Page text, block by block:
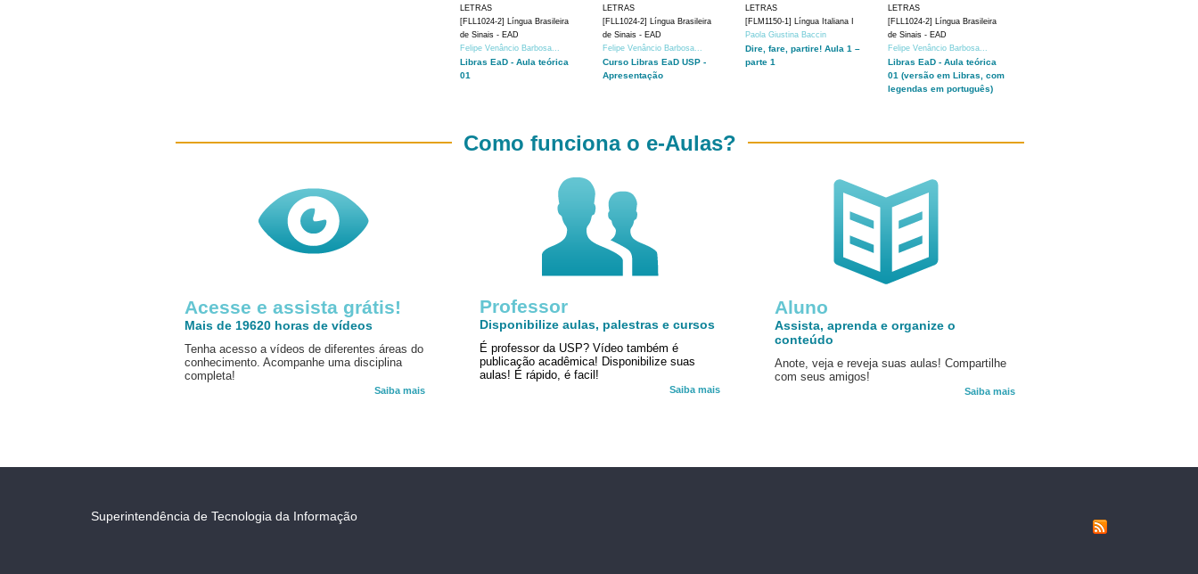
LETRAS
[FLL1024-2] Língua Brasileira
de Sinais - EAD
Felipe Venâncio Barbosa...
Libras EaD - Aula teórica
01
LETRAS
[FLL1024-2] Língua Brasileira
de Sinais - EAD
Felipe Venâncio Barbosa...
Curso Libras EaD USP -
Apresentação
LETRAS
[FLM1150-1] Língua Italiana I
Paola Giustina Baccin
Dire, fare, partire! Aula 1 –
parte 1
LETRAS
[FLL1024-2] Língua Brasileira
de Sinais - EAD
Felipe Venâncio Barbosa...
Libras EaD - Aula teórica
01 (versão em Libras, com
legendas em português)
Acesse e assista grátis!
Mais de 19620 horas de vídeos
Tenha acesso a vídeos de diferentes áreas do
conhecimento. Acompanhe uma disciplina
completa!
Saiba mais
Aluno
Assista, aprenda e organize o
conteúdo
Anote, veja e reveja suas aulas! Compartilhe
com seus amigos!
Saiba mais
Como funciona o e-Aulas?
Professor
Disponibilize aulas, palestras e cursos
É professor da USP? Vídeo também é
publicação acadêmica! Disponibilize suas
aulas! É rápido, é facil!
Saiba mais
Superintendência de Tecnologia da Informação